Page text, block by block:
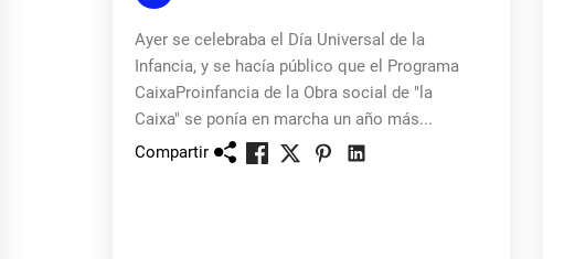
Ayer se celebraba el Día Universal de la
Infancia, y se hacía público que el Programa
CaixaProinfancia de la Obra social de "la
Caixa" se ponía en marcha un año más...
Compartir